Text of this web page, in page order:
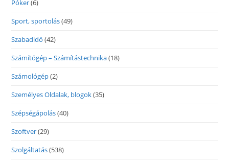
Póker(6)
Sport, sportolás(49)
Szabadidő (42)
Számítógép – Számítástechnika(18)
Számológép(2)
Személyes Oldalak, blogok(35)
Szépségápolás(40)
Szoftver(29)
Szolgáltatás(538)